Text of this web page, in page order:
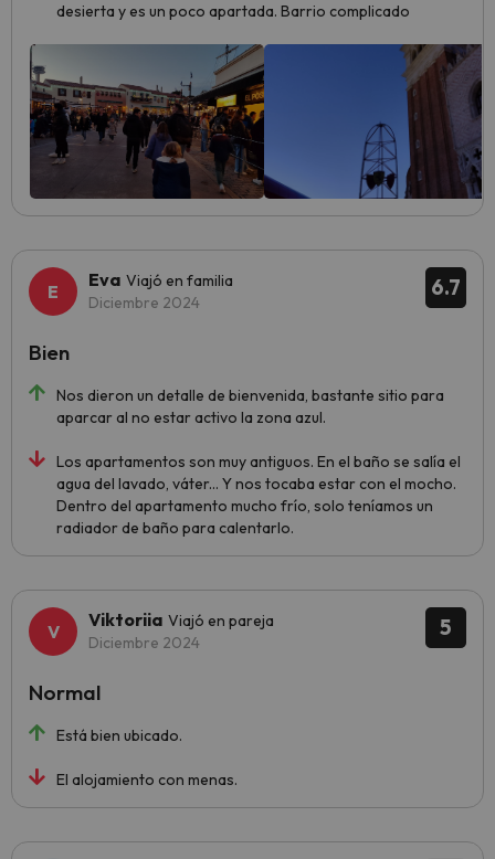
desierta y es un poco apartada. Barrio complicado
6.7
Eva Viajó en familia
Diciembre 2024
Nos dieron un detalle de bienvenida, bastante sitio para
aparcar al no estar activo la zona azul.
Los apartamentos son muy antiguos. En el baño se salía el
agua del lavado, váter... Y nos tocaba estar con el mocho.
Dentro del apartamento mucho frío, solo teníamos un
radiador de baño para calentarlo.
Bien
5
Viktoriia Viajó en pareja
Diciembre 2024
Está bien ubicado.
El alojamiento con menas.
Normal